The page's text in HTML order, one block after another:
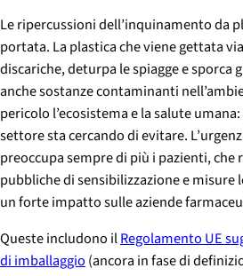
Le ripercussioni dell’inquinamento da
portata. La plastica che viene gettata
discariche, deturpa le spiagge e sporca
anche sostanze contaminanti
pericolo l’ecosistema e la salute
settore sta cercando di evitare.
preoccupa sempre di più i pazienti, che
pubbliche di sensibilizzazione e misure
un forte impatto sulle aziende
Queste includono ilRegolamento UE
di imballaggio (ancora in fase di